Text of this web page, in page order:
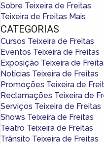
Sobre Teixeira de Freitas
Teixeira de Freitas Mais
CATEGORIAS
Cursos Teixeira de Freitas
Eventos Teixeira de Freitas
Exposição Teixeira de
Notícias Teixeira de Freitas
Promoções Teixeira de
Reclamações Teixeira de
Serviços Teixeira de Freitas
Shows Teixeira de Freitas
Teatro Teixeira de Freitas
Trânsito Teixeira de Freitas